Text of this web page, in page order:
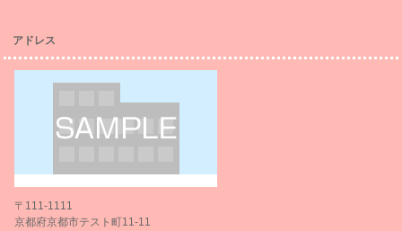
アドレス
〒111-1111
京都府京都市テスト町11-11